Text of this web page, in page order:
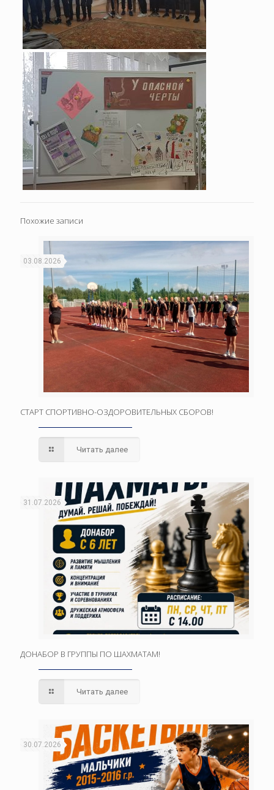
Похожие записи
03.08.2026
СТАРТ СПОРТИВНО-ОЗДОРОВИТЕЛЬНЫХ СБОРОВ!
Читать далее
31.07.2026
ДОНАБОР В ГРУППЫ ПО ШАХМАТАМ!
Читать далее
30.07.2026